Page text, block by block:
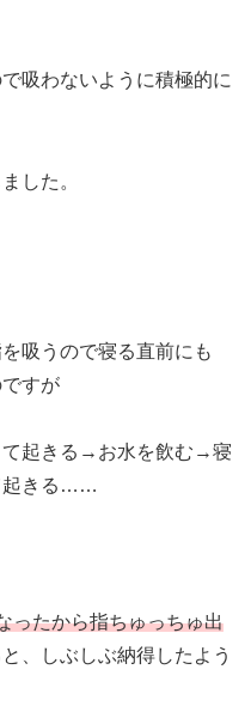
吸わないように積極的に
した。
吸うので寝る直前にも
すが
起きる→お水を飲む→寝
起きる……
ったから指ちゅっちゅ出
、しぶしぶ納得したよう